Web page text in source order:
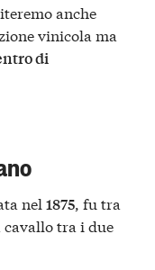
anche
vinicola ma
di
nel1875, fu tra
tra i due